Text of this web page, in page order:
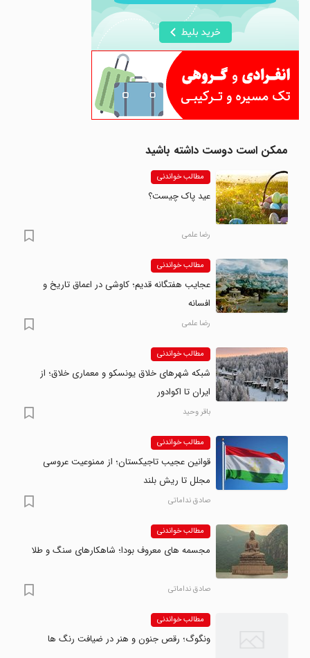
ممکن است دوست داشته باشید
مطالب خواندنی
عید پاک چیست؟
رضا علمی
مطالب خواندنی
عجایب هفتگانه قدیم؛ کاوشی در اعماق تاریخ و
افسانه
رضا علمی
مطالب خواندنی
شبکه شهرهای خلاق یونسکو و معماری خلاق؛ از
ایران تا اکوادور
باقر وحید
مطالب خواندنی
قوانین عجیب تاجیکستان؛ از ممنوعیت عروسی
مجلل تا ریش بلند
صادق نداماتی
مطالب خواندنی
مجسمه های معروف بودا؛ شاهکارهای سنگ و طلا
صادق نداماتی
مطالب خواندنی
ونگوگ؛ رقص جنون و هنر در ضیافت رنگ ها